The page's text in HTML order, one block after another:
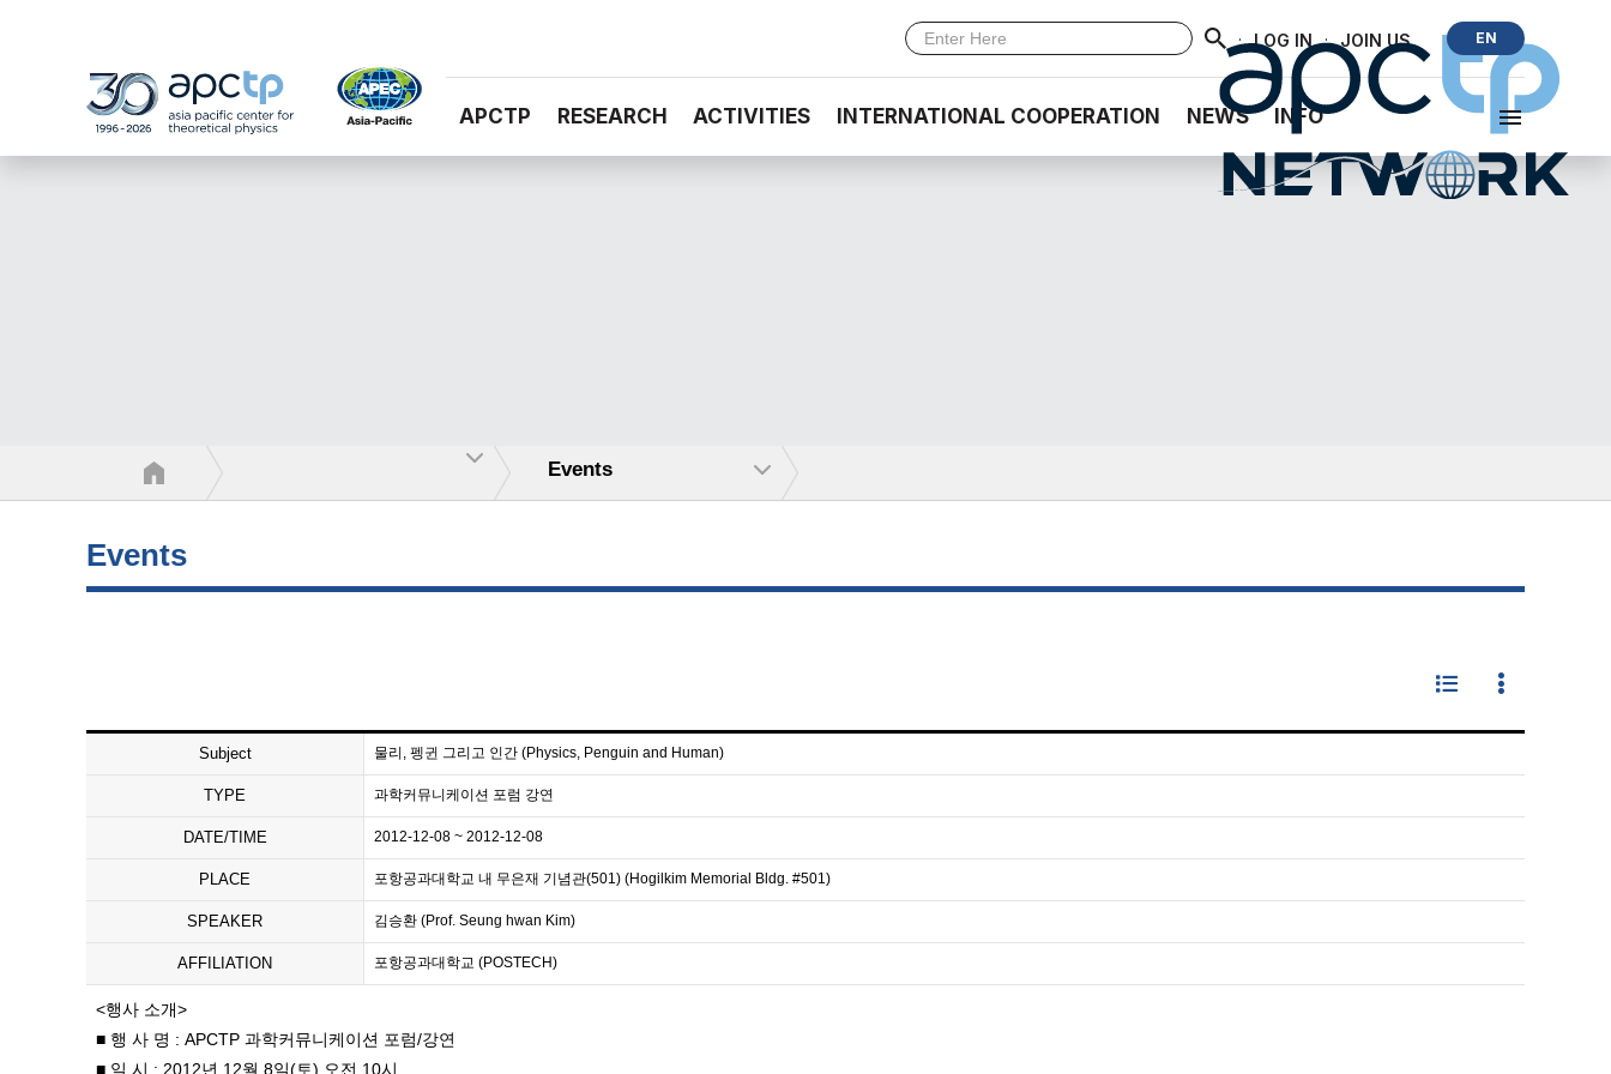
· LOG IN · JOIN US EN
APCTP RESEARCH ACTIVITIES INTERNATIONAL COOPERATION NEWS INFO
Events
Events
Subject 물리, 펭귄 그리고 인간 (Physics, Penguin and Human)
TYPE 과학커뮤니케이션 포럼 강연
DATE/TIME 2012-12-08 ~ 2012-12-08
PLACE 포항공과대학교 내 무은재 기념관(501) (Hogilkim Memorial Bldg. #501)
SPEAKER 김승환 (Prof. Seung hwan Kim)
AFFILIATION 포항공과대학교 (POSTECH)
<행사 소개>
■ 행 사 명 : APCTP 과학커뮤니케이션 포럼/강연
■ 일 시 : 2012년 12월 8일(토) 오전 10시